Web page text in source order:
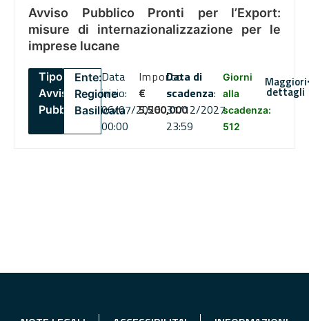
Avviso Pubblico Pronti per l’Export:
misure di internazionalizzazione per le
imprese lucane
Tipo:
Avviso
Pubblico
Ente:
Regione
Basilicata
Data
inizio:
06/07/2026
00:00
Importo
€
5,500,000
Data di
scadenza:
31/12/2027
23:59
Giorni
alla
scadenza:
512
Maggiori
dettagli